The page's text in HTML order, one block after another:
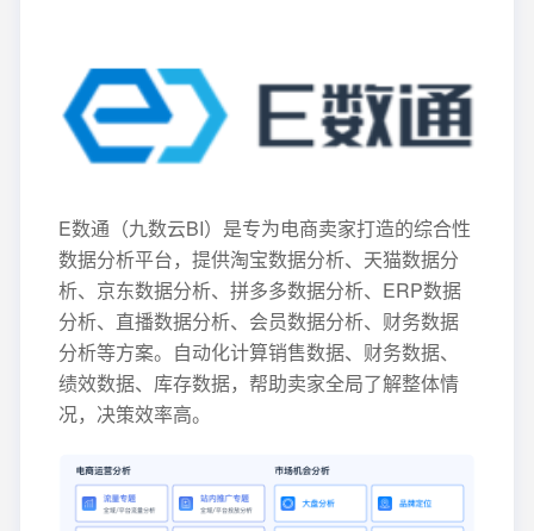
E数通（九数云BI）是专为电商卖家打造的综合性
数据分析平台，提供淘宝数据分析、天猫数据分
析、京东数据分析、拼多多数据分析、ERP数据
分析、直播数据分析、会员数据分析、财务数据
分析等方案。自动化计算销售数据、财务数据、
绩效数据、库存数据，帮助卖家全局了解整体情
况，决策效率高。